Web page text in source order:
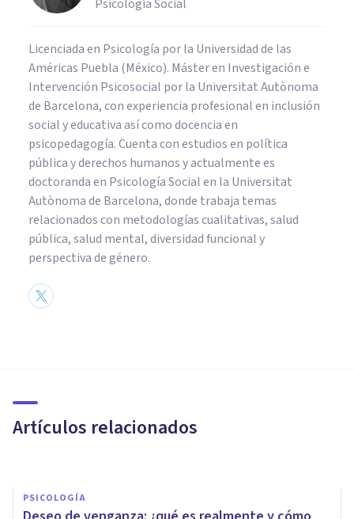
Psicología Social
Licenciada en Psicología por la Universidad de las
Américas Puebla (México). Máster en Investigación e
Intervención Psicosocial por la Universitat Autònoma
de Barcelona, con experiencia profesional en inclusión
social y educativa así como docencia en
psicopedagogía. Cuenta con estudios en política
pública y derechos humanos y actualmente es
doctoranda en Psicología Social en la Universitat
Autònoma de Barcelona, donde trabaja temas
relacionados con metodologías cualitativas, salud
pública, salud mental, diversidad funcional y
perspectiva de género.
Artículos relacionados
relación con la Psicología
PSICOLOGÍA